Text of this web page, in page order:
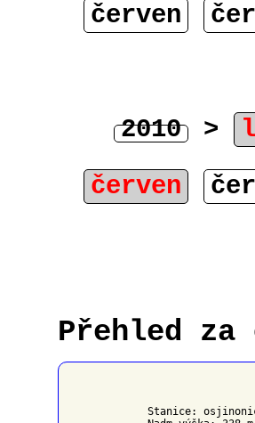
červen
2010 >
červen
Přehled za
Stanice: